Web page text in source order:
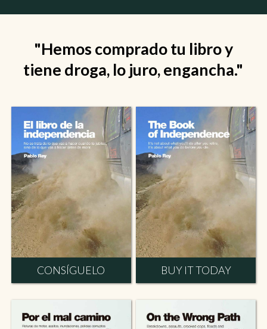
"Hemos comprado tu libro y
tiene droga, lo juro, engancha."
CONSÍGUELO BUY IT TODAY